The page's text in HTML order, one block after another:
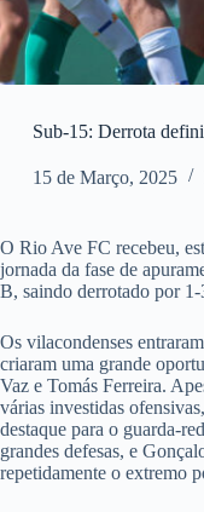
Sub-15: Derrota
15 de Março, 2025
O Rio Ave FC recebeu,
jornada da fase de
B, saindo derrotado por 1-
Os vilacondenses
criaram uma grande
Vaz e Tomás Ferreira.
várias investidas
destaque para o guarda-
grandes defesas, e
repetidamente o extremo